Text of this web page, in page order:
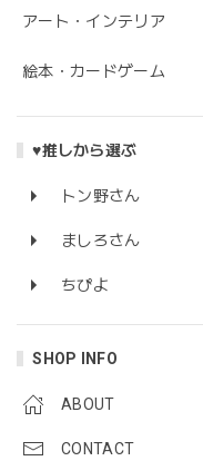
アート・インテリア
絵本・カードゲーム
♥推しから選ぶ
トン野さん
ましろさん
ちぴよ
SHOP INFO
ABOUT
CONTACT